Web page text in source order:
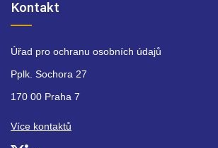
Kontakt
Úřad pro ochranu osobních údajů
Pplk. Sochora 27
170 00 Praha 7
Více kontaktů